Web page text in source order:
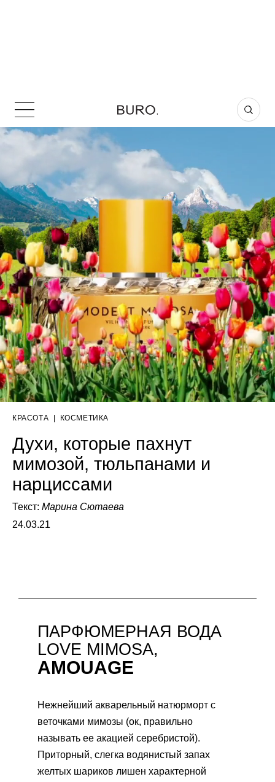
КРАСОТА КОСМЕТИКА
Духи, которые пахнут
мимозой, тюльпанами и
нарциссами
Текст: Марина Сютаева
24.03.21
ПАРФЮМЕРНАЯ ВОДА
LOVE MIMOSA,
AMOUAGE
Нежнейший акварельный натюрморт с
веточками мимозы (ок, правильно
называть ее акацией серебристой).
Приторный, слегка водянистый запах
желтых шариков лишен характерной